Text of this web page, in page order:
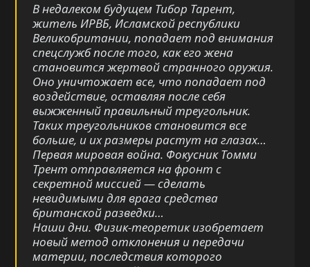
В недалеком будущем Тибор Тарент,
житель ИРВБ, Исламской республики
Великобритании, попадает под внимания
спецслужб после того, как его жена
становится жертвой странного оружия.
Оно уничтожает все, что попадает под
воздействие, оставляя после себя
выжженный правильный треугольник.
Таких треугольников становится все
больше, и их размеры растут на глазах…
Первая мировая война. Фокусник Томми
Трент отправляется на фронт с
секретной миссией — сделать
невидимыми для врага средства
британской разведки…
Наши дни. Физик-теоретик изобретает
новый метод отклонения и передачи
материи, последствия которого